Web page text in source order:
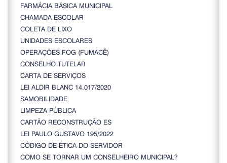
FARMÁCIA BÁSICA MUNICIPAL
CHAMADA ESCOLAR
COLETA DE LIXO
UNIDADES ESCOLARES
OPERAÇÕES FOG (FUMACÊ)
CONSELHO TUTELAR
CARTA DE SERVIÇOS
LEI ALDIR BLANC 14.017/2020
SAMOBILIDADE
LIMPEZA PÚBLICA
CARTÃO RECONSTRUÇÃO ES
LEI PAULO GUSTAVO 195/2022
CÓDIGO DE ÉTICA DO SERVIDOR
COMO SE TORNAR UM CONSELHEIRO MUNICIPAL?